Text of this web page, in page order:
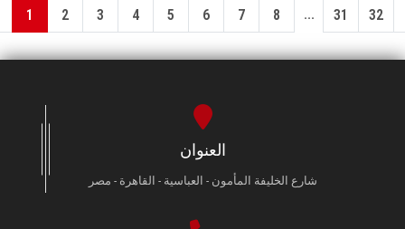
1 2 3 4 5 6 7 8 ... 31 32
العنوان
شارع الخليفة المأمون - العباسية - القاهرة - مصر